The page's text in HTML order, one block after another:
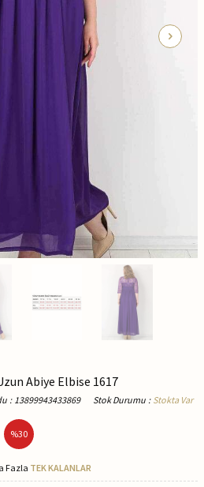
Abiye Elbise 1617
: 13899943433869 Stok Durumu : Stokta Var
%30
Fazla TEK KALANLAR